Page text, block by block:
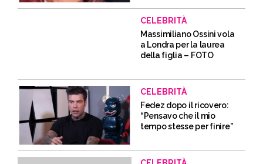
CELEBRITÀ
Massimiliano Ossini vola
a Londra per la laurea
della figlia – FOTO
CELEBRITÀ
Fedez dopo il ricovero:
“Pensavo che il mio
tempo stesse per finire”